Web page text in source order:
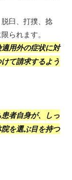
臼、打撲、捻
られます。
用外の症状に対
て請求するよう
者自身が、しっ
を選ぶ目を持つ